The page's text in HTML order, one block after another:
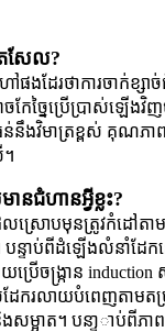
ត​សែល?
ៅ​ផង​ដែរ​ថា​ការ​ចាក់​ខ្ស
កែច្នៃប្រើប្រាស់ឡើងវិ
ន់នឹងវិមាត្រខ្ពស់ គុណភា
។
ន​ជំហាន​អ្វីខ្លះ?
ែលស្រោបមុនត្រូវកំដៅត
បន្ទាប់ពីដំឡើងលំនាំដែ
ង្រ្កាន induction សម
រលាយបំពេញតាមតម្រូ
សម្អាត។ បនា្ទាប់ពីភា